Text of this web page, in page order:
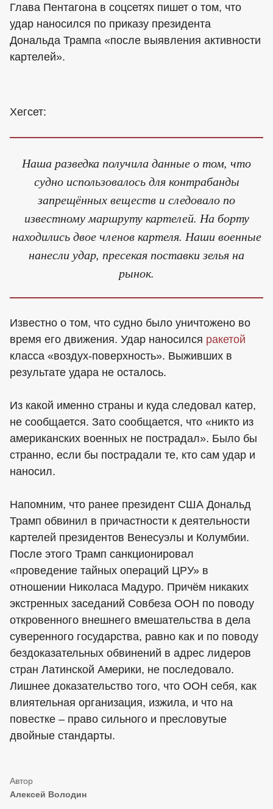
Глава Пентагона в соцсетях пишет о том, что
удар наносился по приказу президента
Дональда Трампа «после выявления активности
картелей».
Хегсет:
Наша разведка получила данные о том, что
судно использовалось для контрабанды
запрещённых веществ и следовало по
известному маршруту картелей. На борту
находились двое членов картеля. Наши военные
нанесли удар, пресекая поставки зелья на
рынок.
Известно о том, что судно было уничтожено во
время его движения. Удар наносился ракетой
класса «воздух-поверхность». Выживших в
результате удара не осталось.
Из какой именно страны и куда следовал катер,
не сообщается. Зато сообщается, что «никто из
американских военных не пострадал». Было бы
странно, если бы пострадали те, кто сам удар и
наносил.
Напомним, что ранее президент США Дональд
Трамп обвинил в причастности к деятельности
картелей президентов Венесуэлы и Колумбии.
После этого Трамп санкционировал
«проведение тайных операций ЦРУ» в
отношении Николаса Мадуро. Причём никаких
экстренных заседаний Совбеза ООН по поводу
откровенного внешнего вмешательства в дела
суверенного государства, равно как и по поводу
бездоказательных обвинений в адрес лидеров
стран Латинской Америки, не последовало.
Лишнее доказательство того, что ООН себя, как
влиятельная организация, изжила, и что на
повестке – право сильного и пресловутые
двойные стандарты.
Алексей Володин